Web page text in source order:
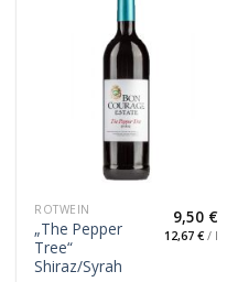
ROTWEIN
„The Pepper
Tree“
Shiraz/Syrah
9,50 €
12,67 €/ l